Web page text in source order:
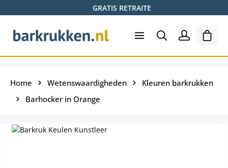
GRATIS RETRAITE
Home Wetenswaardigheden
Kleuren barkrukken
Barhocker in Orange